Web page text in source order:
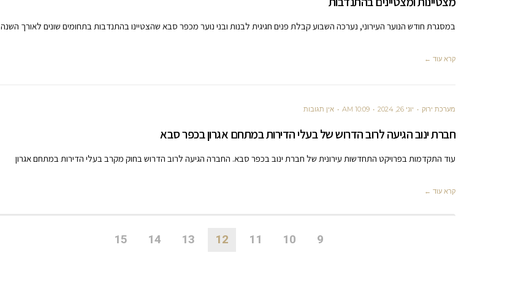
במסגרת חודש הנוער העירוני, נערכה השבוע קבלת פנים חגיגית לבנות ובני נוער מכפר סבא שהצטיינו בהתנדבות בתחומים שונים לאורך השנה
קרא עוד ←
מערכת ירוק יוני 26, 2024 10:09 AM אין תגובות
חברת ינוב הגיעה לרוב הדרוש של בעלי הדירות במתחם אגרון בכפר סבא
עוד התקדמות בפרויקט התחדשות עירונית של חברת ינוב בכפר סבא. החברה הגיעה לרוב הדרוש בחוק מקרב בעלי הדירות במתחם אגרון
קרא עוד ←
9
10
11
12
13
14
15